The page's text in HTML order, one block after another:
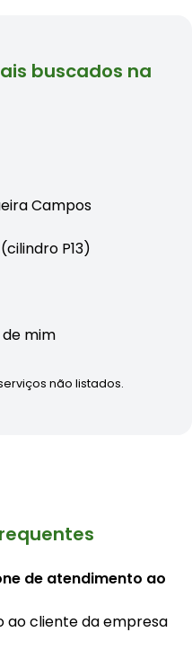
buscados na
Campos
P13)
mim
não listados.
de atendimento ao
ao cliente da empresa